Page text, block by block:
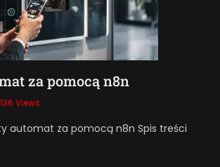
za pomocą n8n
136 Views
automat za pomocą n8n Spis treści